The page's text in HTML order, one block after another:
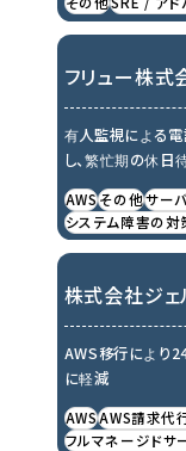
フリュー株式
有人監視による電
し、繁忙期の休日
AWSその他サー
システム障害の対
株式会社ジェ
AWS移行により
に軽減
AWSAWS請求代
フルマネージドサ